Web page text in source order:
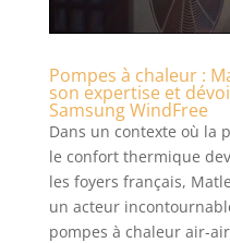
Pompes à chaleur :
son expertise et
Samsung WindFree
Dans un contexte où la
le confort thermique
les foyers français,
un acteur
pompes à chaleur air-